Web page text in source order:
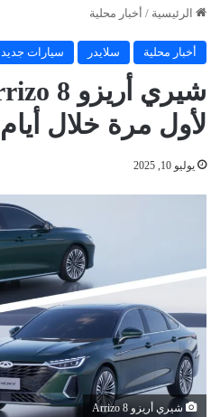
الرئيسية / أخبار محلية
أخبار محلية سلايدر سيارات
لأول مرة خلال أيام
يوليو 10, 2025
شيري أريزو 8 Arrizo